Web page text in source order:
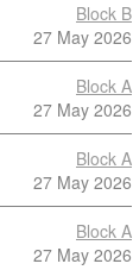
Block B
27 May 2026
Block A
27 May 2026
Block A
27 May 2026
Block A
27 May 2026